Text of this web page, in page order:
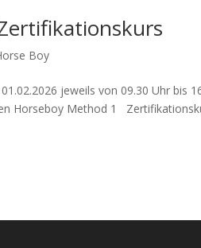
Boy
jeweils von 09.30 Uhr bis
Horseboy Method 1